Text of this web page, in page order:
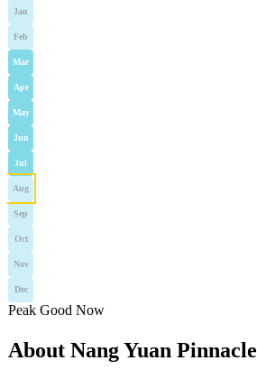
Jan
Feb
Mar
Apr
May
Jun
Jul
Aug
Sep
Oct
Nov
Dec
Peak Good Now
About Nang Yuan Pinnacle